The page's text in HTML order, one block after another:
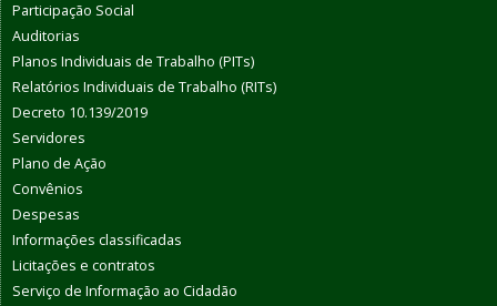
Participação Social
Auditorias
Planos Individuais de Trabalho (PITs)
Relatórios Individuais de Trabalho (RITs)
Decreto 10.139/2019
Servidores
Plano de Ação
Convênios
Despesas
Informações classificadas
Licitações e contratos
Serviço de Informação ao Cidadão